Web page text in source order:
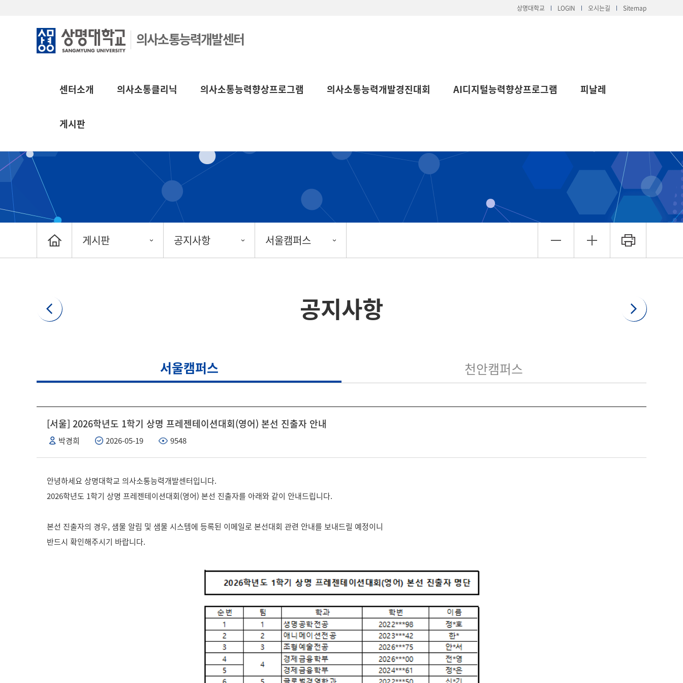
상명대학교 LOGIN 오시는길 Sitemap
의사소통능력개발센터
센터소개 의사소통클리닉 의사소통능력향상프로그램 의사소통능력개발경진대회 AI디지털능력향상프로그램 피날레
게시판
게시판 공지사항 서울캠퍼스
공지사항
서울캠퍼스 천안캠퍼스
[서울] 2026학년도 1학기 상명 프레젠테이션대회(영어) 본선 진출자 안내
박경희 2026-05-19 9548
안녕하세요 상명대학교 의사소통능력개발센터입니다.
2026학년도 1학기 상명 프레젠테이션대회(영어) 본선 진출자를 아래와 같이 안내드립니다.
본선 진출자의 경우, 샘물 알림 및 샘물 시스템에 등록된 이메일로 본선대회 관련 안내를 보내드릴 예정이니
반드시 확인해주시기 바랍니다.